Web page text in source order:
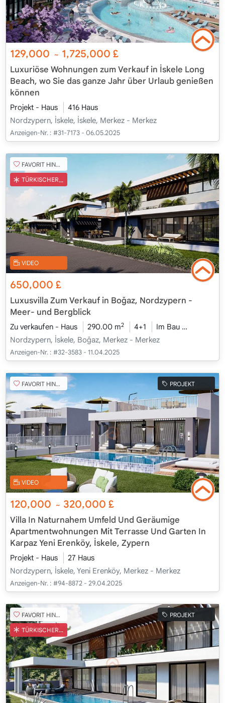
129,000 ~ 1,725,000£
Luxuriöse Wohnungen zum Verkauf in İskele Long
Beach, wo Sie das ganze Jahr über Urlaub genießen
können
Projekt - Haus
416 Haus
Nordzypern, İskele, İskele, Merkez - Merkez
Anzeigen-Nr. : #31-7173 - 06.05.2025
FAVORIT HINZUFÜGEN
TÜRKISCHER COB
VIDEO
650,000 £
Luxusvilla Zum Verkauf in Boğaz, Nordzypern -
Meer- und Bergblick
Zu verkaufen - Haus 290.00 m2 4+1 Im Bau
Nordzypern, İskele, Boğaz, Merkez - Merkez
Anzeigen-Nr. : #32-3583 - 11.04.2025
FAVORIT HINZUFÜGEN PROJEKT
VIDEO
120,000 ~ 320,000£
Villa In Naturnahem Umfeld Und Geräumige
Apartmentwohnungen Mit Terrasse Und Garten In
Karpaz Yeni Erenköy, İskele, Zypern
Projekt - Haus
27 Haus
Nordzypern, İskele, Yeni Erenköy, Merkez - Merkez
Anzeigen-Nr. : #94-8872 - 29.04.2025
FAVORIT HINZUFÜGEN
TÜRKISCHER COB
PROJEKT